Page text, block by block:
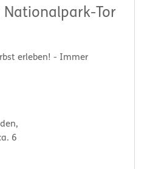
Tor
erleben! - Immer
6